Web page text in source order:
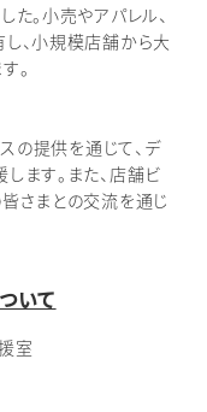
。小売やアパレル、
、小規模店舗から大
。
の提供を通じて、デ
ます。また、店舗ビ
さまとの交流を通じ
いて
室